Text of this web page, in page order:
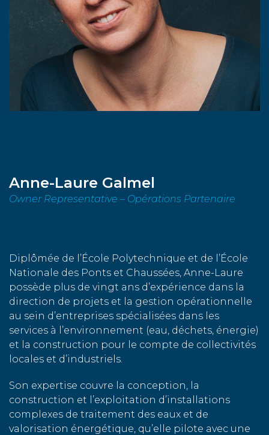
Anne-Laure Galmel
Owner Representative – Opérations Partenaire
Diplômée de l’École Polytechnique et de l’École
Nationale des Ponts et Chaussées, Anne-Laure
possède plus de vingt ans d’expérience dans la
direction de projets et la gestion opérationnelle
au sein d’entreprises spécialisées dans les
services à l’environnement (eau, déchets, énergie)
et la construction pour le compte de collectivités
locales et d’industriels.
Son expertise couvre la conception, la
construction et l’exploitation d’installations
complexes de traitement des eaux et de
valorisation énergétique, qu’elle pilote avec une